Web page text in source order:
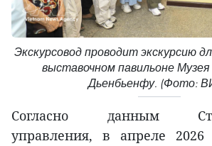
Экскурсовод проводит экскурсию
выставочном павильоне
Дьенбьенфу. (Фото:
Согласно данным
управления, в апреле 2026